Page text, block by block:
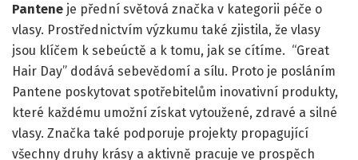
Pantene je přední světová značka v kategorii péče o
vlasy. Prostřednictvím výzkumu také zjistila, že vlasy
jsou klíčem k sebeúctě a k tomu, jak se cítíme. “Great
Hair Day” dodává sebevědomí a sílu. Proto je posláním
Pantene poskytovat spotřebitelům inovativní produkty,
které každému umožní získat vytoužené, zdravé a silné
vlasy. Značka také podporuje projekty propagující
všechny druhy krásy a aktivně pracuje ve prospěch